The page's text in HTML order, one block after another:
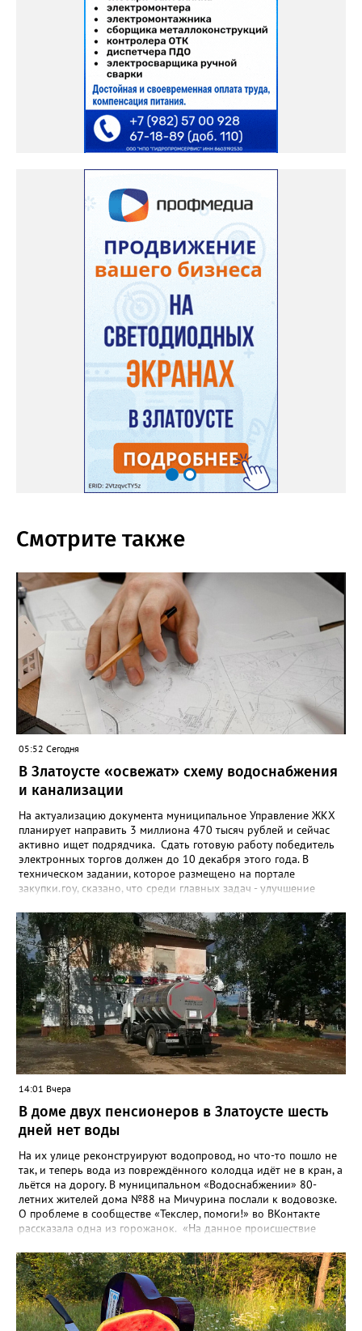
Смотрите также
05:52 Сегодня
В Златоусте «освежат» схему водоснабжения
и канализации
На актуализацию документа муниципальное Управление ЖКХ
планирует направить 3 миллиона 470 тысяч рублей и сейчас
активно ищет подрядчика. Сдать готовую работу победитель
электронных торгов должен до 10 декабря этого года. В
техническом задании, которое размещено на портале
закупки.гоу, сказано, что среди главных задач - улучшение
повышение энергоэффективности систем. Кроме электронных
схем, исполнителю нужно разработать предложения по
строительству и реконструкции водоснабжения и канализации,
оценив размер вложений, а также представить перечень
бесхозных объектов и возможные сценарии развития этой
сферы городского хозяйства. В июне 2025 года
«Златоуст.инфо» сообщал о подобных торгах. Тогда цена
вопроса была почти в три раза выше - 9 миллионов 13 тысяч
486 рублей, а в списке работ была разработка электронной
системы ливнёвок.
14:01 Вчера
В доме двух пенсионеров в Златоусте шесть
дней нет воды
На их улице реконструируют водопровод, но что-то пошло не
так, и теперь вода из повреждённого колодца идёт не в кран, а
льётся на дорогу. В муниципальном «Водоснабжении» 80-
летних жителей дома №88 на Мичурина послали к водовозке.
О проблеме в сообществе «Текслер, помоги!» во ВКонтакте
рассказала одна из горожанок. «На данное происшествие
гл.инженера Шепелева А.Н. из обслуживающей организации
МУП ЗГО "Златоустовское Водоснабжение" ул. Островского, 7,
никакие работы по восстановлению подачи воды в дом
проводиться не будут. Вот уже шесть дней пенсионеры без
воды!», - пишет возмущённая женщина (стиль, орфография и